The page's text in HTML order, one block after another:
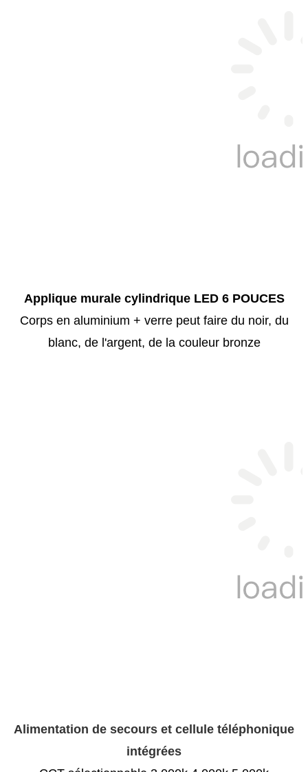
Applique murale cylindrique LED 6 POUCES
Corps en aluminium + verre peut faire du noir, du
blanc, de l'argent, de la couleur bronze
Alimentation de secours et cellule téléphonique
intégrées